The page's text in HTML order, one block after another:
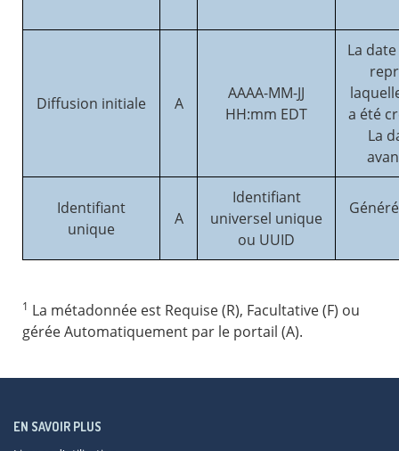
Diffusion initiale A
AAAA-MM-JJ
HH:mm EDT
La
a été
La
Identifiant
unique
A
Identifiant
universel unique
ou UUID
1 La métadonnée est Requise (R), Facultative (F) ou
gérée Automatiquement par le portail (A).
EN SAVOIR PLUS